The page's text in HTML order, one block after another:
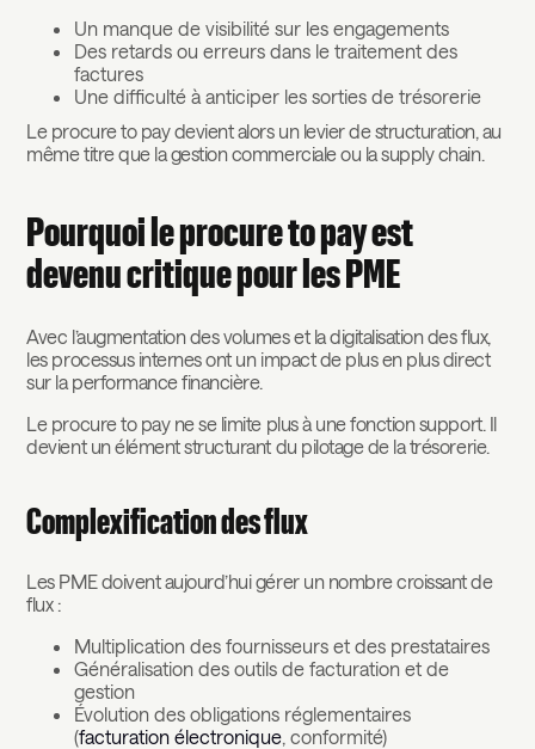
Un manque de visibilité sur les engagements
Des retards ou erreurs dans le traitement des
factures
Une difficulté à anticiper les sorties de trésorerie
Le procure to pay devient alors un levier de structuration, au
même titre que la gestion commerciale ou la supply chain.
Pourquoi le procure to pay est
devenu critique pour les PME
Avec l’augmentation des volumes et la digitalisation des flux,
les processus internes ont un impact de plus en plus direct
sur la performance financière.
Le procure to pay ne se limite plus à une fonction support. Il
devient un élément structurant du pilotage de la trésorerie.
Complexification des flux
Les PME doivent aujourd’hui gérer un nombre croissant de
flux :
Multiplication des fournisseurs et des prestataires
Généralisation des outils de facturation et de
gestion
Évolution des obligations réglementaires
(facturation électronique , conformité)